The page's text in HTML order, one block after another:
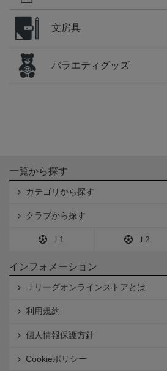
文房具
バラエティグッズ
一覧から探す
カテゴリから探す
クラブから探す
Ｊ1 Ｊ2
インフォメーション
Ｊリーグオンラインストアとは
利用規約
個人情報保護方針
Cookieポリシー